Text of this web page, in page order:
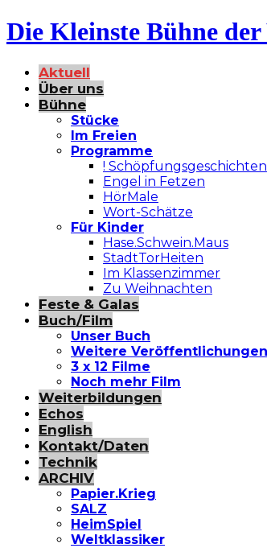
Die Kleinste Bühne
Aktuell
Über uns
Bühne
Stücke
Im Freien
Programme
! Schöpfungsgeschichten
Engel in Fetzen
HörMale
Wort-Schätze
Für Kinder
Hase.Schwein.Maus
StadtTorHeiten
Im Klassenzimmer
Zu Weihnachten
Feste & Galas
Buch/Film
Unser Buch
Weitere Veröffentlichungen
3 x 12 Filme
Noch mehr Film
Weiterbildungen
Echos
English
Kontakt/Daten
Technik
ARCHIV
Papier.Krieg
SALZ
HeimSpiel
Weltklassiker